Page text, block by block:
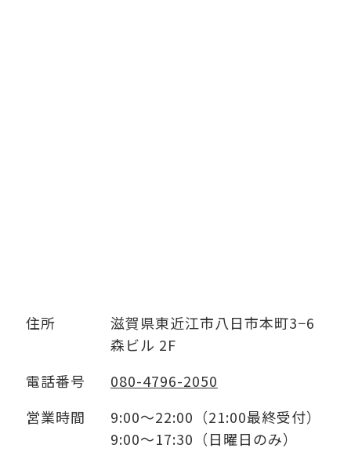
住所
滋賀県東近江市八日市本町3−6
森ビル 2F
電話番号
080-4796-2050
営業時間
9:00～22:00（21:00最終受付）
9:00～17:30（日曜日のみ）